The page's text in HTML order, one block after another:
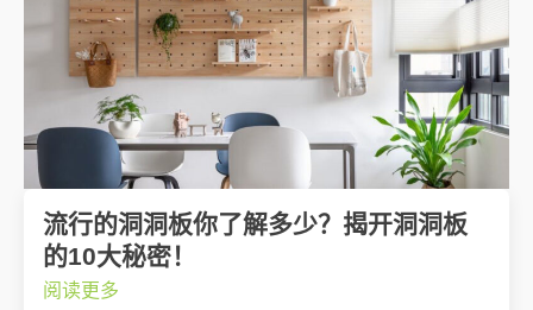
流行的洞洞板你了解多少？揭开洞洞板
的10大秘密！
阅读更多